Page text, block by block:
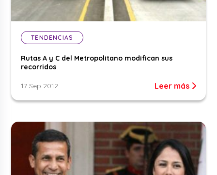
TENDENCIAS
Rutas A y C del Metropolitano modifican sus
recorridos
17 Sep 2012 Leer más